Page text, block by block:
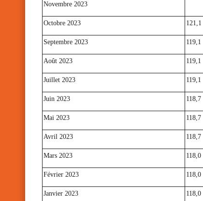
Novembre 2023
Octobre 2023 121,1
Septembre 2023 119,1
Août 2023 119,1
Juillet 2023 119,1
Juin 2023 118,7
Mai 2023 118,7
Avril 2023 118,7
Mars 2023 118,0
Février 2023 118,0
Janvier 2023 118,0